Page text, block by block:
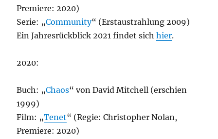
Premiere: 2020)
Serie: „Community“ (Erstaustrahlung 2009)
Ein Jahresrückblick 2021 findet sichhier.
2020:
Buch: „Chaos“ von David Mitchell (erschien
1999)
Film: „Tenet“ (Regie: Christopher Nolan,
Premiere: 2020)